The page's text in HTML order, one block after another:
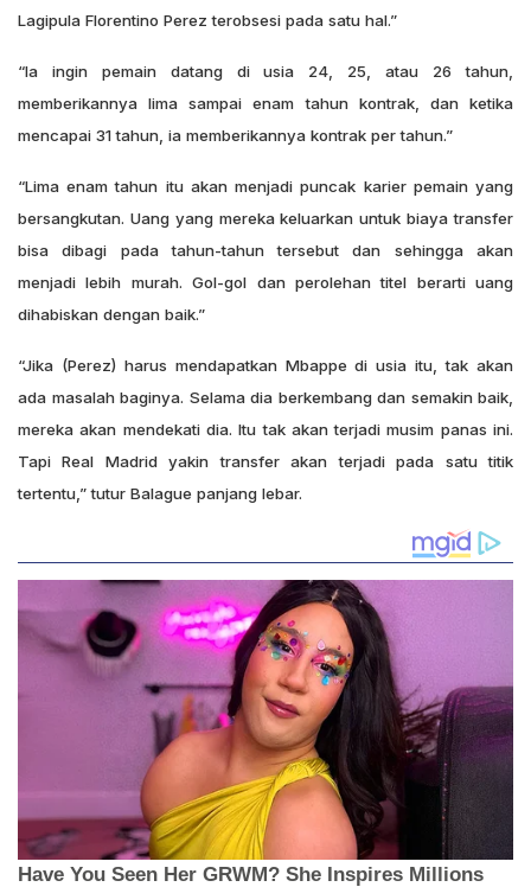
Lagipula Florentino Perez terobsesi pada satu hal.”
“Ia ingin pemain datang di usia 24, 25, atau 26 tahun,
memberikannya lima sampai enam tahun kontrak, dan ketika
mencapai 31 tahun, ia memberikannya kontrak per tahun.”
“Lima enam tahun itu akan menjadi puncak karier pemain yang
bersangkutan. Uang yang mereka keluarkan untuk biaya transfer
bisa dibagi pada tahun-tahun tersebut dan sehingga akan
menjadi lebih murah. Gol-gol dan perolehan titel berarti uang
dihabiskan dengan baik.”
“Jika (Perez) harus mendapatkan Mbappe di usia itu, tak akan
ada masalah baginya. Selama dia berkembang dan semakin baik,
mereka akan mendekati dia. Itu tak akan terjadi musim panas ini.
Tapi Real Madrid yakin transfer akan terjadi pada satu titik
tertentu,” tutur Balague panjang lebar.